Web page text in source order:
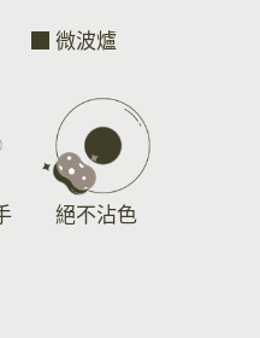
微波爐
絕不沾色